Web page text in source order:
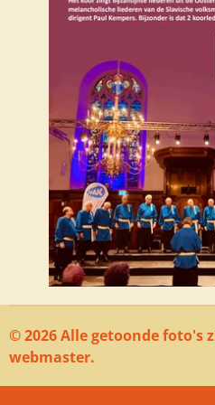
© 2026 Alle getoonde foto's
webmaster.